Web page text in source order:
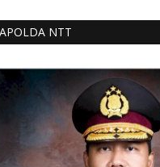
NTT